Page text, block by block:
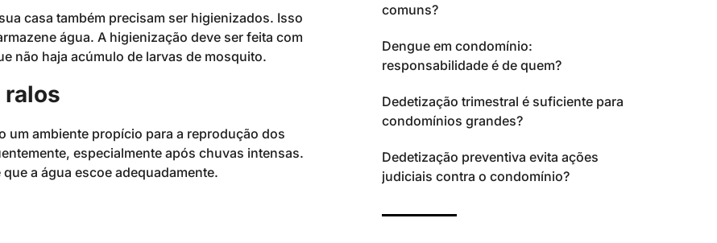
casa também precisam ser higienizados. Isso
água. A higienização deve ser feita com
não haja acúmulo de larvas de mosquito.
ralos
um ambiente propício para a reprodução dos
especialmente após chuvas intensas.
a água escoe adequadamente.
comuns?
Dengue em condomínio:
responsabilidade é de quem?
Dedetização trimestral é suficiente para
condomínios grandes?
Dedetização preventiva evita ações
judiciais contra o condomínio?